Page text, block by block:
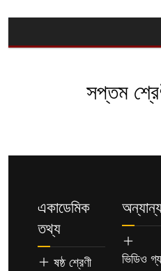
সপ্তম
একাডেমিক
তথ্য
ষষ্ঠ শ্রেণী
ভিডিও